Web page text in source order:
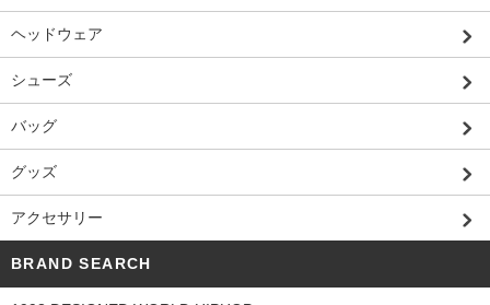
ヘッドウェア
シューズ
バッグ
グッズ
アクセサリー
BRAND SEARCH